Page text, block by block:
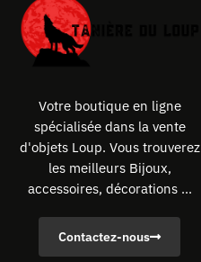
Votre boutique en ligne
spécialisée dans la vente
d'objets Loup. Vous trouverez
les meilleurs Bijoux,
accessoires, décorations ...
Contactez-nous